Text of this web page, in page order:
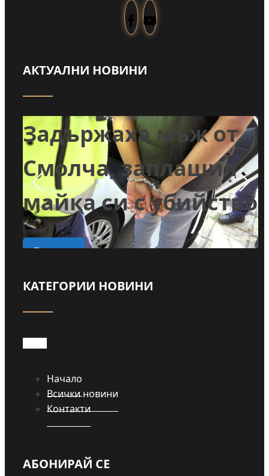
АКТУАЛНИ НОВИНИ
Задържаха мъж от
Смолча, заплашил
майка си с убийство
Прочети
КАТЕГОРИИ НОВИНИ
Начало
Всички новини
Контакти
АБОНИРАЙ СЕ